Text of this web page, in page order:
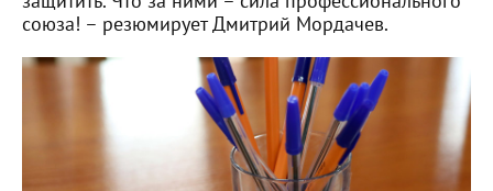
союза! – резюмирует Дмитрий Мордачев.